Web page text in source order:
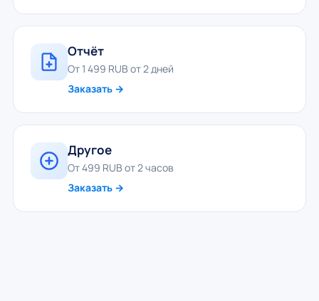
Отчёт
От 1 499 RUB от 2 дней
Заказать →
Другое
От 499 RUB от 2 часов
Заказать →